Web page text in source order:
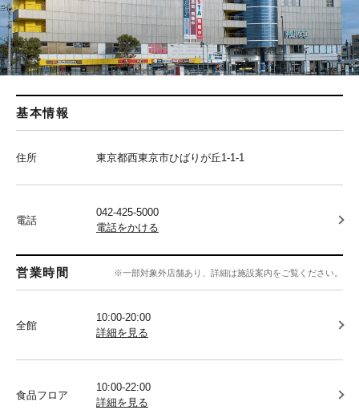
基本情報
住所 東京都西東京市ひばりが丘1-1-1
電話
042-425-5000
電話をかける
営業時間 ※一部対象外店舗あり、詳細は施設案内をご覧ください。
全館
10:00-20:00
詳細を見る
食品フロア
10:00-22:00
詳細を見る